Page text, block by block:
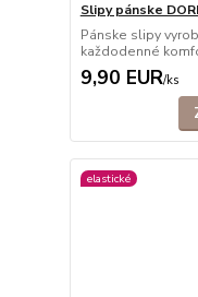
Slipy pánske
Pánske slipy
každodenné
9,90 EUR/ks
elastické